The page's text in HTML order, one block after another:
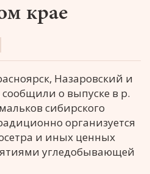
крае
Назаровский и
о выпуске в р.
сибирского
организуется
и иных ценных
угледобывающей